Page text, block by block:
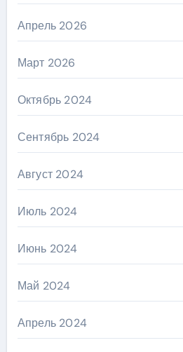
Апрель 2026
Март 2026
Октябрь 2024
Сентябрь 2024
Август 2024
Июль 2024
Июнь 2024
Май 2024
Апрель 2024